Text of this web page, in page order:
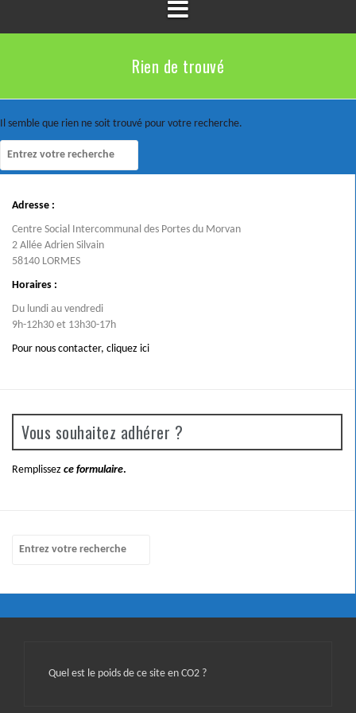
Rien de trouvé
Il semble que rien ne soit trouvé pour votre recherche.
Adresse :
Centre Social Intercommunal des Portes du Morvan
2 Allée Adrien Silvain
58140 LORMES
Horaires :
Du lundi au vendredi
9h-12h30 et 13h30-17h
Pour nous contacter, cliquez ici
Vous souhaitez adhérer ?
Remplissez ce formulaire.
Quel est le poids de ce site en CO2 ?